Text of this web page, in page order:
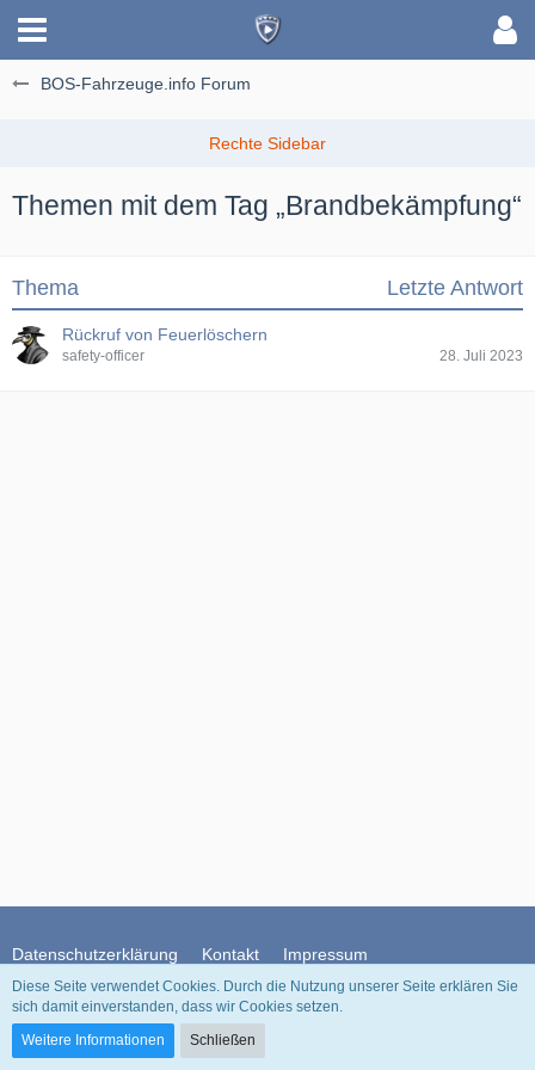
BOS-Fahrzeuge.info Forum
Themen mit dem Tag „Brandbekämpfung“
Thema Letzte Antwort
Rückruf von Feuerlöschern
safety-officer 28. Juli 2023
Datenschutzerklärung Kontakt Impressum
Community-Software:
Diese Seite verwendet Cookies. Durch die Nutzung unserer Seite erklären Sie
sich damit einverstanden, dass wir Cookies setzen.
Weitere Informationen
Schließen